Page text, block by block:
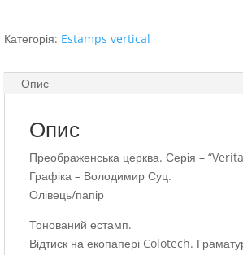
Категорія: Estamps vertical
Опис
Опис
Преображенська церква. Серія –
Графіка – Володимир Суц.
Олівець/папір
Тонований естамп.
Відтиск на екопапері Colotech.